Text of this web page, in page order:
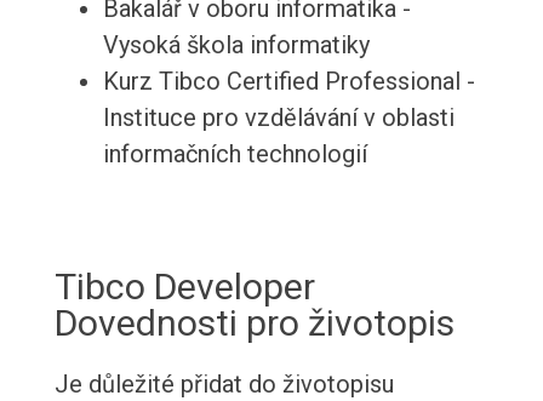
Bakalář v oboru informatika -
Vysoká škola informatiky
Kurz Tibco Certified Professional -
Instituce pro vzdělávání v oblasti
informačních technologií
Tibco Developer
Dovednosti pro životopis
Je důležité přidat do životopisu